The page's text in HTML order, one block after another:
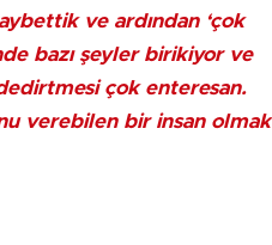
ve ardından ‘çok
bazı şeyler birikiyor ve
çok enteresan.
verebilen bir insan olmak